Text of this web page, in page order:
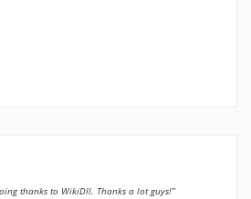
thanks to WikiDll. Thanks a lot guys!”